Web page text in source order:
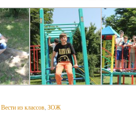
Вести из классов ЗОЖ